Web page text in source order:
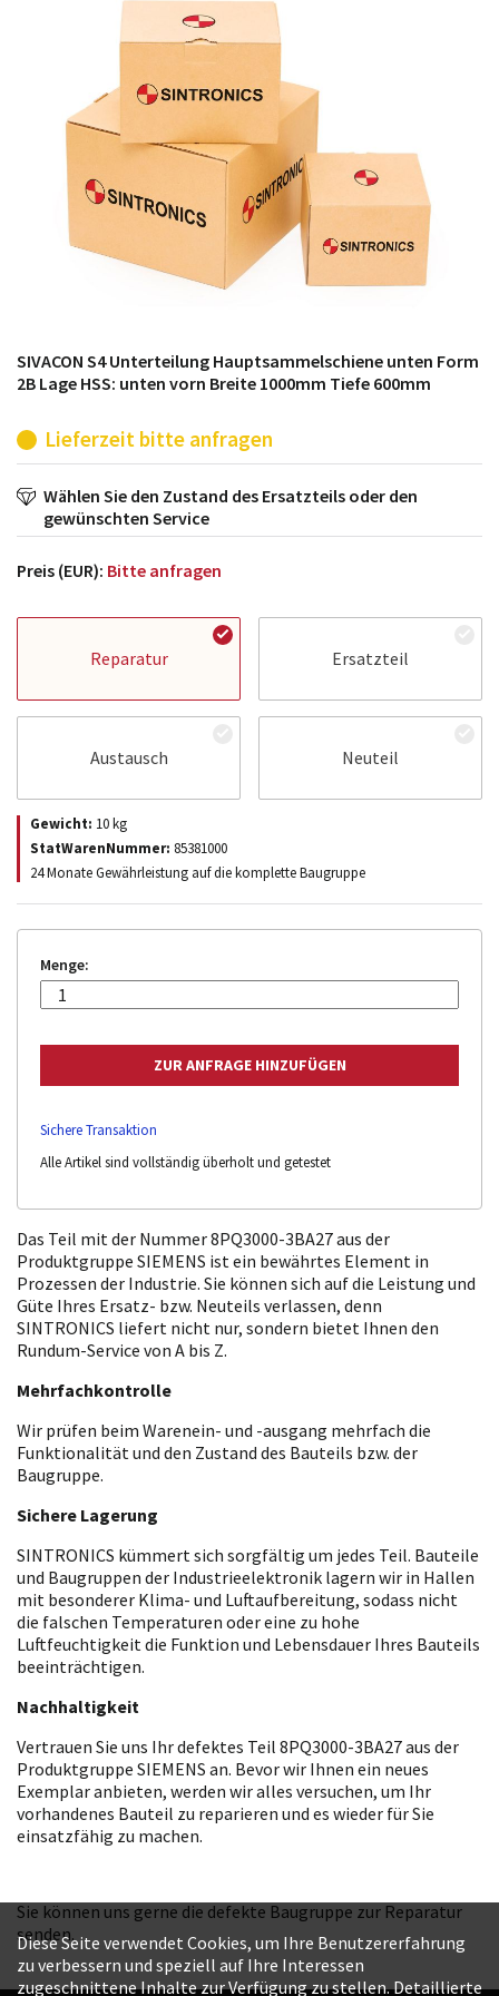
möglich. SINTRONICS ist dann ihr Partner, der
entweder die alten Baugruppen technisch hochwertig
repariert oder ihnen die abgekündigten Baugruppen
aus dem eigenen Lager ersetzt.
SIVACON S4 Unterteilung Hauptsammelschiene unten Form
2B Lage HSS: unten vorn Breite 1000mm Tiefe 600mm
Lieferzeit bitte anfragen
Wählen Sie den Zustand des Ersatzteils oder den
gewünschten Service
Preis (EUR): Bitte anfragen
Reparatur Ersatzteil
Austausch Neuteil
Gewicht: 10kg
StatWarenNummer: 85381000
24 Monate Gewährleistung auf die komplette Baugruppe
Menge:
Sichere Transaktion
Alle Artikel sind vollständig überholt und getestet
Das Teil mit der Nummer 8PQ3000-3BA27 aus der
Produktgruppe SIEMENS ist ein bewährtes Element in
Prozessen der Industrie. Sie können sich auf die Leistung und
Güte Ihres Ersatz- bzw. Neuteils verlassen, denn
SINTRONICS liefert nicht nur, sondern bietet Ihnen den
Rundum-Service von A bis Z.
Mehrfachkontrolle
Wir prüfen beim Warenein- und -ausgang mehrfach die
Funktionalität und den Zustand des Bauteils bzw. der
Baugruppe.
Sichere Lagerung
SINTRONICS kümmert sich sorgfältig um jedes Teil. Bauteile
und Baugruppen der Industrieelektronik lagern wir in Hallen
mit besonderer Klima- und Luftaufbereitung, sodass nicht
die falschen Temperaturen oder eine zu hohe
Luftfeuchtigkeit die Funktion und Lebensdauer Ihres Bauteils
beeinträchtigen.
Nachhaltigkeit
Vertrauen Sie uns Ihr defektes Teil 8PQ3000-3BA27 aus der
Produktgruppe SIEMENS an. Bevor wir Ihnen ein neues
Exemplar anbieten, werden wir alles versuchen, um Ihr
vorhandenes Bauteil zu reparieren und es wieder für Sie
einsatzfähig zu machen.
Sie können uns gerne die defekte Baugruppe zur Reparatur
senden.
Diese Seite verwendet Cookies, um Ihre Benutzererfahrung
zu verbessern und speziell auf Ihre Interessen
zugeschnittene Inhalte zur Verfügung zu stellen. Detaillierte